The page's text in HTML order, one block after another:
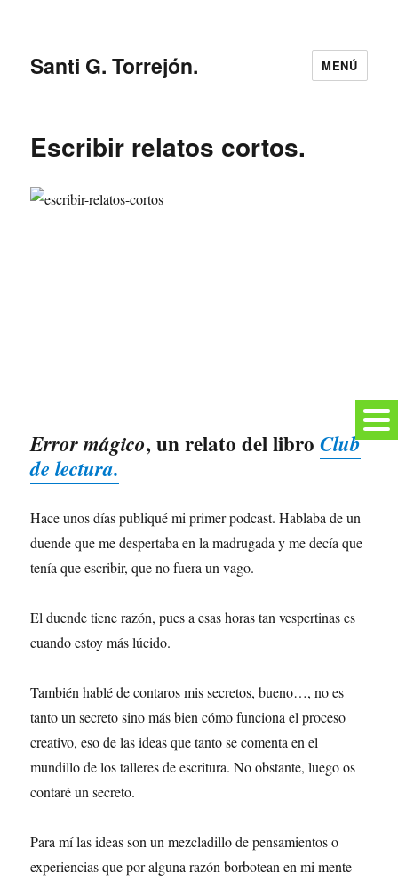
Santi G. Torrejón. MENÚ
Escribir relatos cortos.
Error mágico, un relato del libroClub
de lectura.
Hace unos días publiqué mi primer podcast. Hablaba de un
duende que me despertaba en la madrugada y me decía que
tenía que escribir, que no fuera un vago.
El duende tiene razón, pues a esas horas tan vespertinas es
cuando estoy más lúcido.
También hablé de contaros mis secretos, bueno…, no es
tanto un secreto sino más bien cómo funciona el proceso
creativo, eso de las ideas que tanto se comenta en el
mundillo de los talleres de escritura. No obstante, luego os
contaré un secreto.
Para mí las ideas son un mezcladillo de pensamientos o
experiencias que por alguna razón borbotean en mi mente